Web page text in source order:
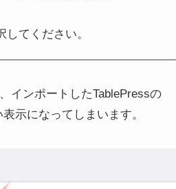
してください。
インポートしたTablePressの
示になってしまいます。